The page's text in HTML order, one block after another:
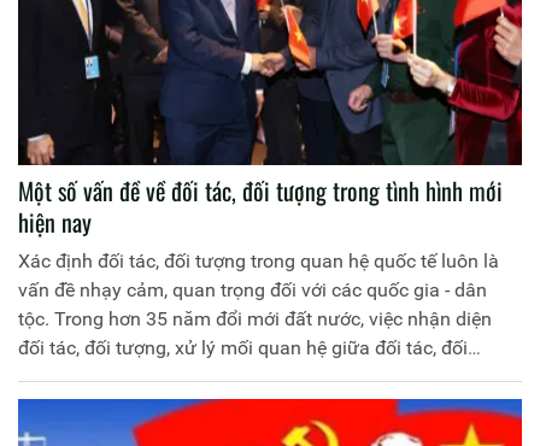
Một số vấn đề về đối tác, đối tượng trong tình hình mới
hiện nay
Xác định đối tác, đối tượng trong quan hệ quốc tế luôn là
vấn đề nhạy cảm, quan trọng đối với các quốc gia - dân
tộc. Trong hơn 35 năm đổi mới đất nước, việc nhận diện
đối tác, đối tượng, xử lý mối quan hệ giữa đối tác, đối
tượng luôn được Đảng ta quan tâm, chú trọng. Đây chính
là cơ sở để Việt Nam hoạch định đường lối đối ngoại, góp
phần vào công cuộc xây dựng đất nước và bảo vệ chủ